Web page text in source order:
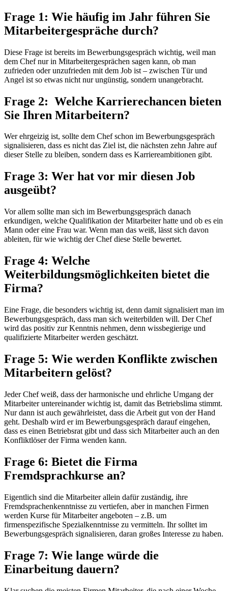
Frage 1: Wie häufig im Jahr führen Sie
Mitarbeitergespräche durch?
Diese Frage ist bereits im Bewerbungsgespräch wichtig, weil man
dem Chef nur in Mitarbeitergesprächen sagen kann, ob man
zufrieden oder unzufrieden mit dem Job ist – zwischen Tür und
Angel ist so etwas nicht nur ungünstig, sondern unangebracht.
Frage 2: Welche Karrierechancen bieten
Sie Ihren Mitarbeitern?
Wer ehrgeizig ist, sollte dem Chef schon im Bewerbungsgespräch
signalisieren, dass es nicht das Ziel ist, die nächsten zehn Jahre auf
dieser Stelle zu bleiben, sondern dass es Karriereambitionen gibt.
Frage 3: Wer hat vor mir diesen Job
ausgeübt?
Vor allem sollte man sich im Bewerbungsgespräch danach
erkundigen, welche Qualifikation der Mitarbeiter hatte und ob es ein
Mann oder eine Frau war. Wenn man das weiß, lässt sich davon
ableiten, für wie wichtig der Chef diese Stelle bewertet.
Frage 4: Welche
Weiterbildungsmöglichkeiten bietet die
Firma?
Eine Frage, die besonders wichtig ist, denn damit signalisiert man im
Bewerbungsgespräch, dass man sich weiterbilden will. Der Chef
wird das positiv zur Kenntnis nehmen, denn wissbegierige und
qualifizierte Mitarbeiter werden geschätzt.
Frage 5: Wie werden Konflikte zwischen
Mitarbeitern gelöst?
Jeder Chef weiß, dass der harmonische und ehrliche Umgang der
Mitarbeiter untereinander wichtig ist, damit das Betriebslima stimmt.
Nur dann ist auch gewährleistet, dass die Arbeit gut von der Hand
geht. Deshalb wird er im Bewerbungsgespräch darauf eingehen,
dass es einen Betriebsrat gibt und dass sich Mitarbeiter auch an den
Konfliktlöser der Firma wenden kann.
Frage 6: Bietet die Firma
Fremdsprachkurse an?
Eigentlich sind die Mitarbeiter allein dafür zuständig, ihre
Fremdsprachenkenntnisse zu vertiefen, aber in manchen Firmen
werden Kurse für Mitarbeiter angeboten – z.B. um
firmenspezifische Spezialkenntnisse zu vermitteln. Ihr solltet im
Bewerbungsgespräch signalisieren, daran großes Interesse zu haben.
Frage 7: Wie lange würde die
Einarbeitung dauern?